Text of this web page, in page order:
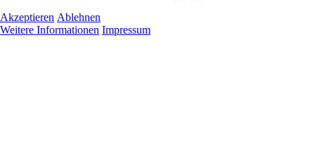
Akzeptieren Ablehnen
Weitere Informationen Impressum